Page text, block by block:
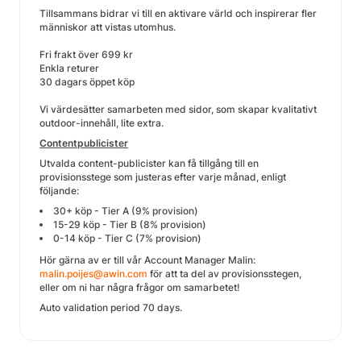
Tillsammans bidrar vi till en aktivare värld och inspirerar fler
människor att vistas utomhus.
Fri frakt över 699 kr
Enkla returer
30 dagars öppet köp
Vi värdesätter samarbeten med sidor, som skapar kvalitativt
outdoor-innehåll, lite extra.
Contentpublicister
Utvalda content-publicister kan få tillgång till en
provisionsstege som justeras efter varje månad, enligt
följande:
30+ köp - Tier A (9% provision)
15-29 köp - Tier B (8% provision)
0-14 köp - Tier C (7% provision)
Hör gärna av er till vår Account Manager Malin:
malin.poijes@awin.com för att ta del av provisionsstegen,
eller om ni har några frågor om samarbetet!
Auto validation period 70 days.